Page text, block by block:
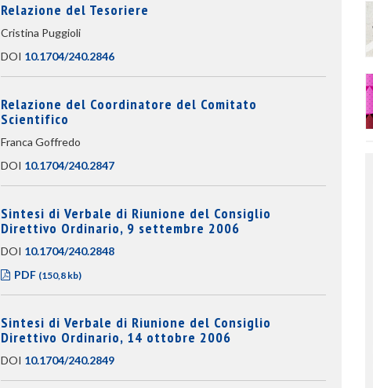
Relazione del Tesoriere
Cristina Puggioli
DOI 10.1704/240.2846
Relazione del Coordinatore del Comitato
Scientifico
Franca Goffredo
DOI 10.1704/240.2847
Sintesi di Verbale di Riunione del Consiglio
Direttivo Ordinario, 9 settembre 2006
DOI 10.1704/240.2848
PDF (150,8 kb)
Sintesi di Verbale di Riunione del Consiglio
Direttivo Ordinario, 14 ottobre 2006
DOI 10.1704/240.2849